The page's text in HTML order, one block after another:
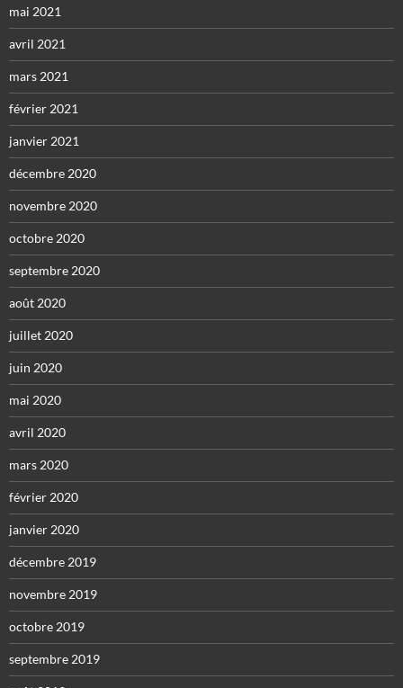
mai 2021
avril 2021
mars 2021
février 2021
janvier 2021
décembre 2020
novembre 2020
octobre 2020
septembre 2020
août 2020
juillet 2020
juin 2020
mai 2020
avril 2020
mars 2020
février 2020
janvier 2020
décembre 2019
novembre 2019
octobre 2019
septembre 2019